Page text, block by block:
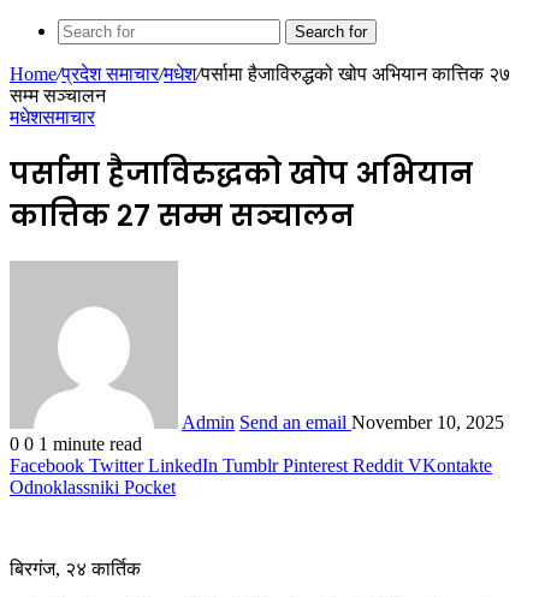
Search for
Home/प्रदेश समाचार/मधेश/पर्सामा हैजाविरुद्धको खोप अभियान कात्तिक २७
सम्म सञ्चालन
मधेशसमाचार
पर्सामा हैजाविरुद्धको खोप अभियान
कात्तिक २७ सम्म सञ्चालन
Admin Send an email November 10, 2025
0 0 1 minute read
Facebook Twitter LinkedIn Tumblr Pinterest Reddit VKontakte
Odnoklassniki Pocket
बिरगंज, २४ कार्तिक